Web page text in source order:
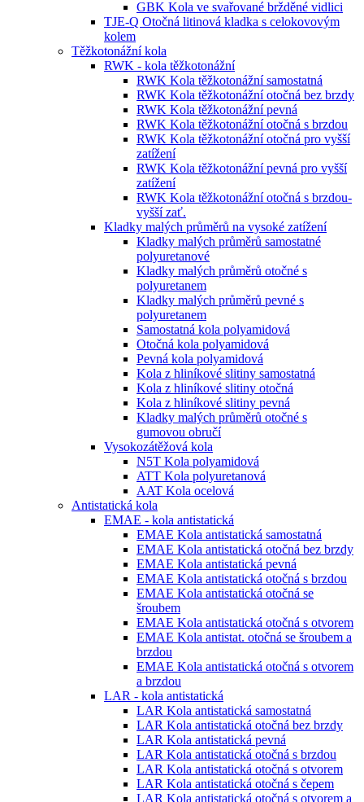
GBK Kola ve svařované bržděné vidlici
TJE-Q Otočná litinová kladka s celokovovým
kolem
Těžkotonážní kola
RWK - kola těžkotonážní
RWK Kola těžkotonážní samostatná
RWK Kola těžkotonážní otočná bez brzdy
RWK Kola těžkotonážní pevná
RWK Kola těžkotonážní otočná s brzdou
RWK Kola těžkotonážní otočná pro vyšší
zatížení
RWK Kola těžkotonážní pevná pro vyšší
zatížení
RWK Kola těžkotonážní otočná s brzdou-
vyšší zať.
Kladky malých průměrů na vysoké zatížení
Kladky malých průměrů samostatné
polyuretanové
Kladky malých průměrů otočné s
polyuretanem
Kladky malých průměrů pevné s
polyuretanem
Samostatná kola polyamidová
Otočná kola polyamidová
Pevná kola polyamidová
Kola z hliníkové slitiny samostatná
Kola z hliníkové slitiny otočná
Kola z hliníkové slitiny pevná
Kladky malých průměrů otočné s
gumovou obručí
Vysokozátěžová kola
N5T Kola polyamidová
ATT Kola polyuretanová
AAT Kola ocelová
Antistatická kola
EMAE - kola antistatická
EMAE Kola antistatická samostatná
EMAE Kola antistatická otočná bez brzdy
EMAE Kola antistatická pevná
EMAE Kola antistatická otočná s brzdou
EMAE Kola antistatická otočná se
šroubem
EMAE Kola antistatická otočná s otvorem
EMAE Kola antistat. otočná se šroubem a
brzdou
EMAE Kola antistatická otočná s otvorem
a brzdou
LAR - kola antistatická
LAR Kola antistatická samostatná
LAR Kola antistatická otočná bez brzdy
LAR Kola antistatická pevná
LAR Kola antistatická otočná s brzdou
LAR Kola antistatická otočná s otvorem
LAR Kola antistatická otočná s čepem
LAR Kola antistatická otočná s otvorem a